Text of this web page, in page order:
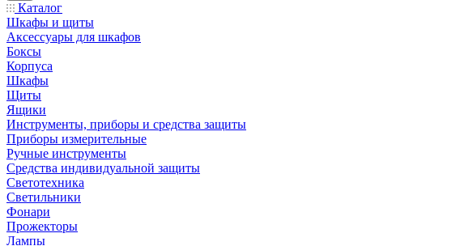
Каталог
Шкафы и щиты
Аксессуары для шкафов
Боксы
Корпуса
Шкафы
Щиты
Ящики
Инструменты, приборы и средства защиты
Приборы измерительные
Ручные инструменты
Средства индивидуальной защиты
Светотехника
Светильники
Фонари
Прожекторы
Лампы